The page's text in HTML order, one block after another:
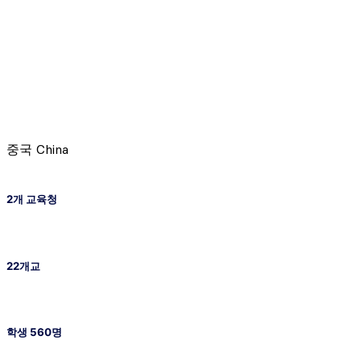
중국 China
2개 교육청
22개교
학생 560명